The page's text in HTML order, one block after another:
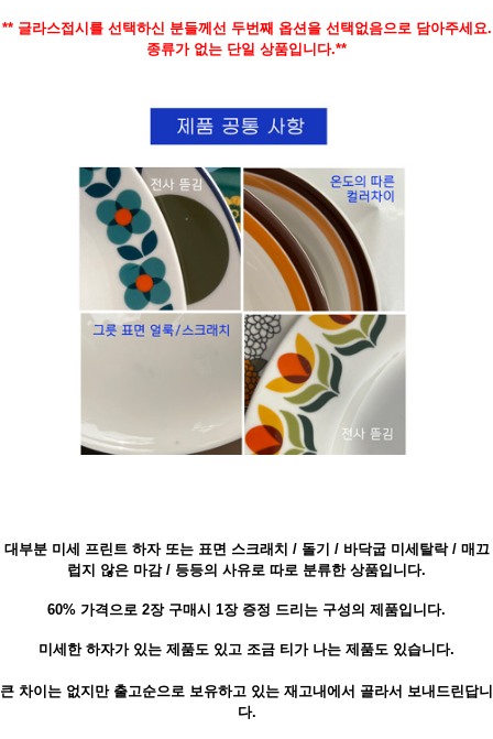
** 글라스접시를 선택하신 분들께선 두번째 옵션을 선택없음으로 담아주세요.
종류가 없는 단일 상품입니다.**
대부분 미세 프린트 하자 또는 표면 스크래치 / 돌기 / 바닥굽 미세탈락 / 매끄
럽지 않은 마감 / 등등의 사유로 따로 분류한 상품입니다.
60% 가격으로 2장 구매시 1장 증정 드리는 구성의 제품입니다.
미세한 하자가 있는 제품도 있고 조금 티가 나는 제품도 있습니다.
큰 차이는 없지만 출고순으로 보유하고 있는 재고내에서 골라서 보내드린답니
다.